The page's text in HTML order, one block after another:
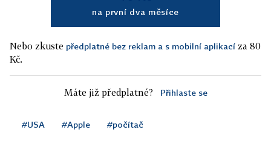
na první dva měsíce
Nebo zkuste předplatné bez reklam a s mobilní aplikací za 80
Kč.
Máte již předplatné? Přihlaste se
#USA #Apple #počítač